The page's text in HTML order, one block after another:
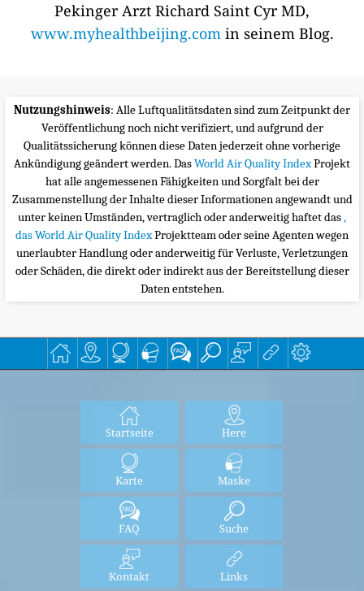
Pekinger Arzt Richard Saint Cyr MD,
www.myhealthbeijing.comin seinem Blog.
Nutzungshinweis: Alle Luftqualitätsdaten sind zum Zeitpunkt der
Veröffentlichung noch nicht verifiziert, und aufgrund der
Qualitätssicherung können diese Daten jederzeit ohne vorherige
Ankündigung geändert werden. DasWorld Air Quality IndexProjekt
hat alle angemessenen Fähigkeiten und Sorgfalt bei der
Zusammenstellung der Inhalte dieser Informationen angewandt und
unter keinen Umständen, vertraglich oder anderweitig haftet das,
das World Air Quality IndexProjektteam oder seine Agenten wegen
unerlaubter Handlung oder anderweitig für Verluste, Verletzungen
oder Schäden, die direkt oder indirekt aus der Bereitstellung dieser
Daten entstehen.
Startseite Here
Karte Maske
FAQ Suche
Kontakt Links